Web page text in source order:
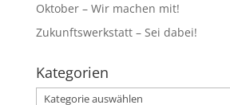
Oktober – Wir machen mit!
Zukunftswerkstatt – Sei dabei!
Kategorien
Kategorien